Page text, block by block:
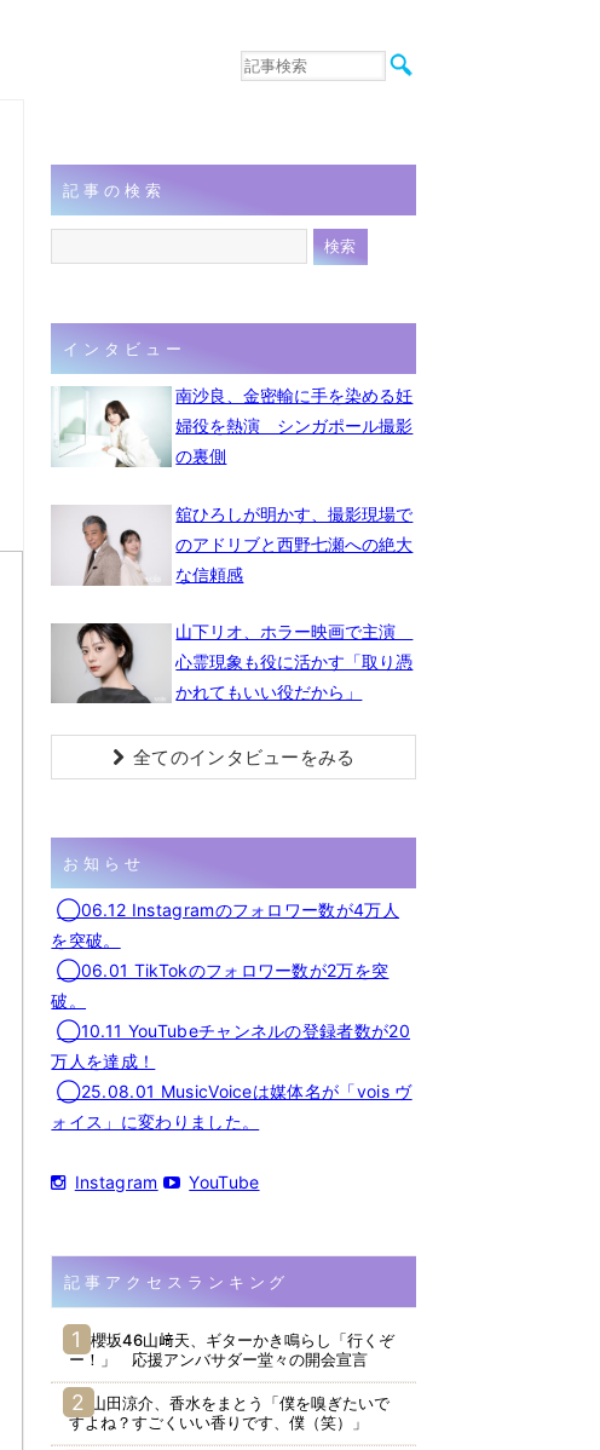
音楽
連載
フォト
記事の検索
インタビュー
南沙良、金密輸に手を染める妊
婦役を熱演 シンガポール撮影
の裏側
舘ひろしが明かす、撮影現場で
のアドリブと西野七瀬への絶大
な信頼感
山下リオ、ホラー映画で主演
心霊現象も役に活かす「取り憑
かれてもいい役だから」
全てのインタビューをみる
お知らせ
◯06.12 Instagramのフォロワー数が4万人
を突破。
◯06.01 TikTokのフォロワー数が2万を突
破。
◯10.11 YouTubeチャンネルの登録者数が20
万人を達成！
◯25.08.01 MusicVoiceは媒体名が「vois ヴ
ォイス」に変わりました。
Instagram YouTube
記事アクセスランキング
櫻坂46山﨑天、ギターかき鳴らし「行くぞ
ー！」 応援アンバサダー堂々の開会宣言
山田涼介、香水をまとう「僕を嗅ぎたいで
すよね？すごくいい香りです、僕（笑）」